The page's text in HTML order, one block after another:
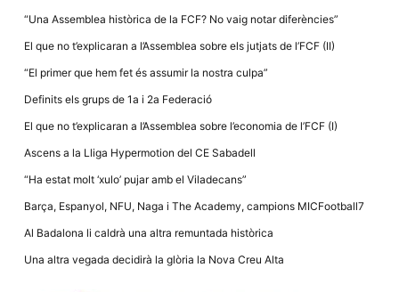
“Una Assemblea històrica de la FCF? No vaig notar diferències”
El que no t’explicaran a l’Assemblea sobre els jutjats de l’FCF (II)
“El primer que hem fet és assumir la nostra culpa”
Definits els grups de 1a i 2a Federació
El que no t’explicaran a l’Assemblea sobre l’economia de l’FCF (I)
Ascens a la Lliga Hypermotion del CE Sabadell
“Ha estat molt ‘xulo’ pujar amb el Viladecans”
Barça, Espanyol, NFU, Naga i The Academy, campions MICFootball7
Al Badalona li caldrà una altra remuntada històrica
Una altra vegada decidirà la glòria la Nova Creu Alta
i la seva
components
nostre lloc web
dades en el seu
permeten que el
bé com sigui
rebutja